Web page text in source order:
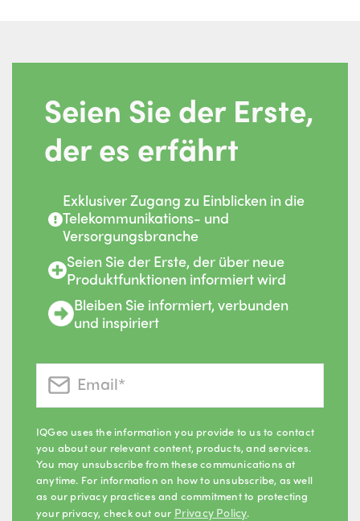
Seien Sie der Erste,
der es erfährt
Exklusiver Zugang zu Einblicken in die
Telekommunikations- und
Versorgungsbranche
Seien Sie der Erste, der über neue
Produktfunktionen informiert wird
Bleiben Sie informiert, verbunden
und inspiriert
IQGeo uses the information you provide to us to contact
you about our relevant content, products, and services.
You may unsubscribe from these communications at
anytime. For information on how to unsubscribe, as well
as our privacy practices and commitment to protecting
your privacy, check out our Privacy Policy.